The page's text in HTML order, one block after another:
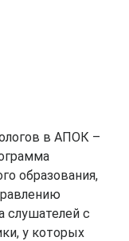
в АПОК –
образования,
слушателей с
у которых